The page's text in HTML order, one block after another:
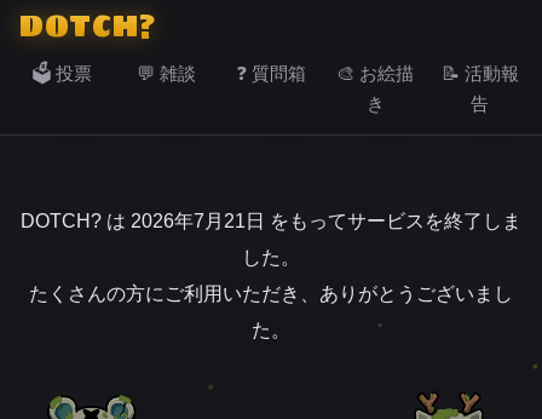
DOTCH?
🗳️ 投票 💬 雑談 ❓ 質問箱
🎨 お絵描
き
📝 活動報
告
DOTCH? は 2026年7月21日 をもってサービスを終了しま
した。
たくさんの方にご利用いただき、ありがとうございまし
た。